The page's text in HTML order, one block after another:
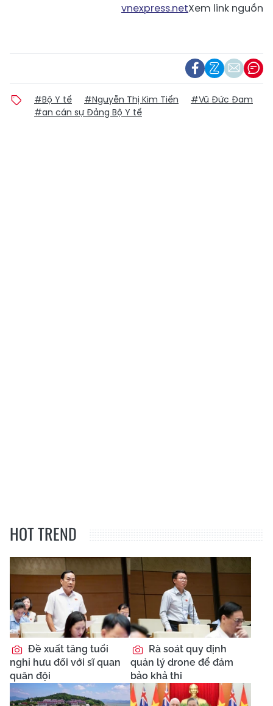
vnexpress.netXem link nguồn
#Bộ Y tế #Nguyễn Thị Kim Tiến
#Vũ Đức Đam
#an cán sự Đảng Bộ Y tế
HOT TREND
Đề xuất tăng tuổi
nghỉ hưu đối với sĩ quan
quân đội
Rà soát quy định
quản lý drone để đảm
bảo khả thi